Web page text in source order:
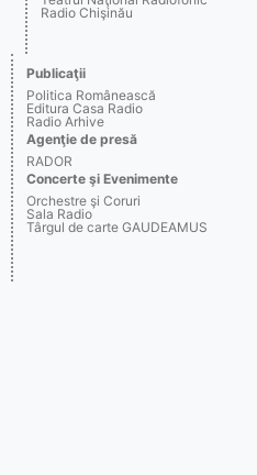
Radio Chişinău
Publicaţii
Politica Românească
Editura Casa Radio
Radio Arhive
Agenţie de presă
RADOR
Concerte şi Evenimente
Orchestre şi Coruri
Sala Radio
Târgul de carte GAUDEAMUS